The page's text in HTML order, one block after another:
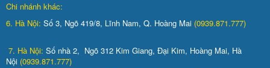
Chi nhánh khác:
6. Hà Nội: Số 3, Ngõ 419/8, Lĩnh Nam, Q. Hoàng Mai (0939.871.777)
7. Hà Nội: Số nhà 2, Ngõ 312 Kim Giang, Đại Kim, Hoàng Mai, Hà
Nội (0939.871.777)